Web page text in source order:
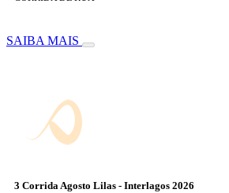
SAIBA MAIS
3 Corrida Agosto Lilas - Interlagos 2026